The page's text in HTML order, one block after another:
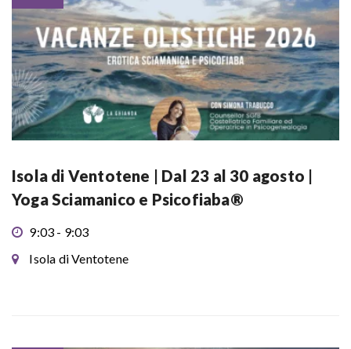
Isola di Ventotene | Dal 23 al 30 agosto |
Yoga Sciamanico e Psicofiaba®
9:03 - 9:03
Isola di Ventotene